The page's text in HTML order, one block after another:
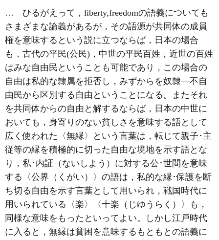
… ひるがえって，liberty,freedomの語義についても
さまざまな論義があるが，その語源が共同体の成員
権を意味するという説に立つならば，日本の場合
も，古代の平民(公民)，中世の平民百姓，近世の百姓
はみな自由民ということも可能であり，この場合の
自由は私的な隷属を拒否し，みずからを奴隷―不自
由民から区別する自由ということになる。またそれ
を共同体からの自由と解するならば，日本の中世に
おいても，身寄りのない貧しさを意味する語として
広く使われた〈無縁〉という言葉は，転じて親子･主
従等の縁を積極的に切った自由な境地を示す語とな
り，私･内証（ないしよう）に対する公･世間を意味
する〈公界 （くがい）〉の語は，私的な縁･保護を断
ち切る自由を示す言葉として用いられ，戦国時代に
用いられている〈楽〉〈十楽 （じゆうらく）〉も，
同様な意味をもったといってよい。しかし江戸時代
に入ると，無縁は貧困を意味するもともとの語義に